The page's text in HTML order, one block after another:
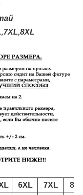
,7XL,8XL
6XL 7XL